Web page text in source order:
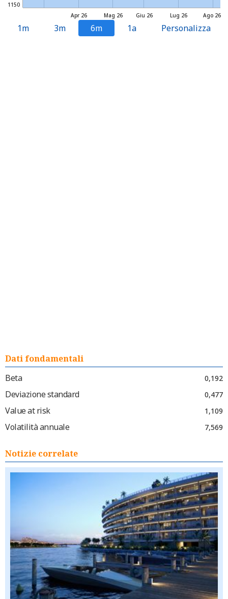
Mag 26 Lug 26
Apr 26 Giu 26 Ago 26
1150
1m 3m 6m 1a Personalizza
Dati fondamentali
Beta
0,192
Deviazione standard 0,477
Value at risk 1,109
Volatilità annuale 7,569
Notizie correlate